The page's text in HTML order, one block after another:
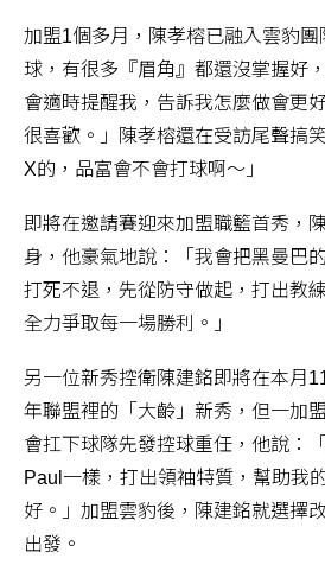
加盟1個多月，陳孝榕已融入雲豹
球，有很多『眉角』都還沒掌握好
會適時提醒我，告訴我怎麼做會更
很喜歡。」陳孝榕還在受訪尾聲搞
X的，品富會不會打球啊～」
即將在邀請賽迎來加盟職籃首秀，
身，他豪氣地說：「我會把黑曼巴
打死不退，先從防守做起，打出教
全力爭取每一場勝利。」
另一位新秀控衛陳建銘即將在本月
年聯盟裡的「大齡」新秀，但一加
會扛下球隊先發控球重任，他說：
Paul一樣，打出領袖特質，幫助我
好。」加盟雲豹後，陳建銘就選擇
出發。